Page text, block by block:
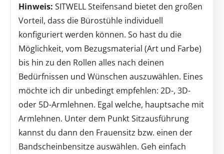
Hinweis: SITWELL Steifensand bietet den großen
Vorteil, dass die Bürostühle individuell
konfiguriert werden können. So hast du die
Möglichkeit, vom Bezugsmaterial (Art und Farbe)
bis hin zu den Rollen alles nach deinen
Bedürfnissen und Wünschen auszuwählen. Eines
möchte ich dir unbedingt empfehlen: 2D-, 3D-
oder 5D-Armlehnen. Egal welche, hauptsache mit
Armlehnen. Unter dem Punkt Sitzausführung
kannst du dann den Frauensitz bzw. einen der
Bandscheinbensitze auswählen. Geh einfach